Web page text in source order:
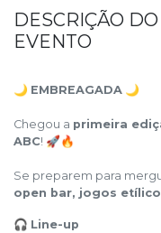
DESCRIÇÃO DO
EVENTO
🌙 EMBREAGADA 🌙
Chegou a primeira
ABC! 🚀🔥
Se preparem para
open bar, jogos
🎧 Line-up